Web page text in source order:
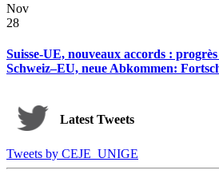
Nov
28
Suisse-UE, nouveaux accords :
Schweiz–EU, neue Abkommen:
Latest Tweets
Tweets by CEJE_UNIGE